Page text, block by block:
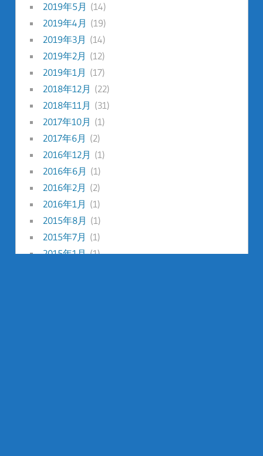
2019年5月 (14)
2019年4月 (19)
2019年3月 (14)
2019年2月 (12)
2019年1月 (17)
2018年12月 (22)
2018年11月 (31)
2017年10月 (1)
2017年6月 (2)
2016年12月 (1)
2016年6月 (1)
2016年2月 (2)
2016年1月 (1)
2015年8月 (1)
2015年7月 (1)
2015年1月(1)